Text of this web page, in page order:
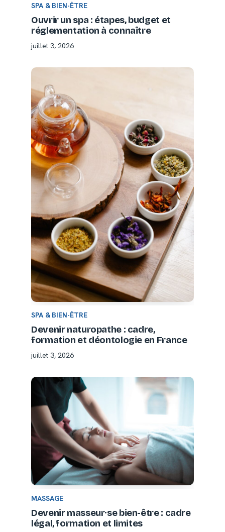
SPA & BIEN-ÊTRE
Ouvrir un spa : étapes, budget et
réglementation à connaître
juillet 3, 2026
SPA & BIEN-ÊTRE
Devenir naturopathe : cadre,
formation et déontologie en France
juillet 3, 2026
MASSAGE
Devenir masseur·se bien-être : cadre
légal, formation et limites